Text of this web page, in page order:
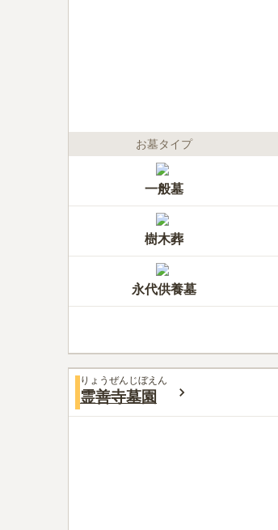
お墓タイプ
一般墓
樹木葬
永代供養墓
りょうぜんじぼえん
霊善寺墓園